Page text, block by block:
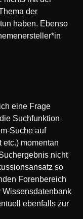
der
haben. Ebenso
eine Frage
Suchfunktion
Suche auf
etc.) momentan
nicht
so
Forenbereich
Wissensdatenbank
ebenfalls zur